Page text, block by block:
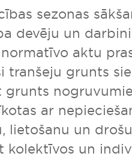
sezonas
devēju un
aktu
tranšeju grunts
grunts
ar
lietošanu un
kolektīvos un